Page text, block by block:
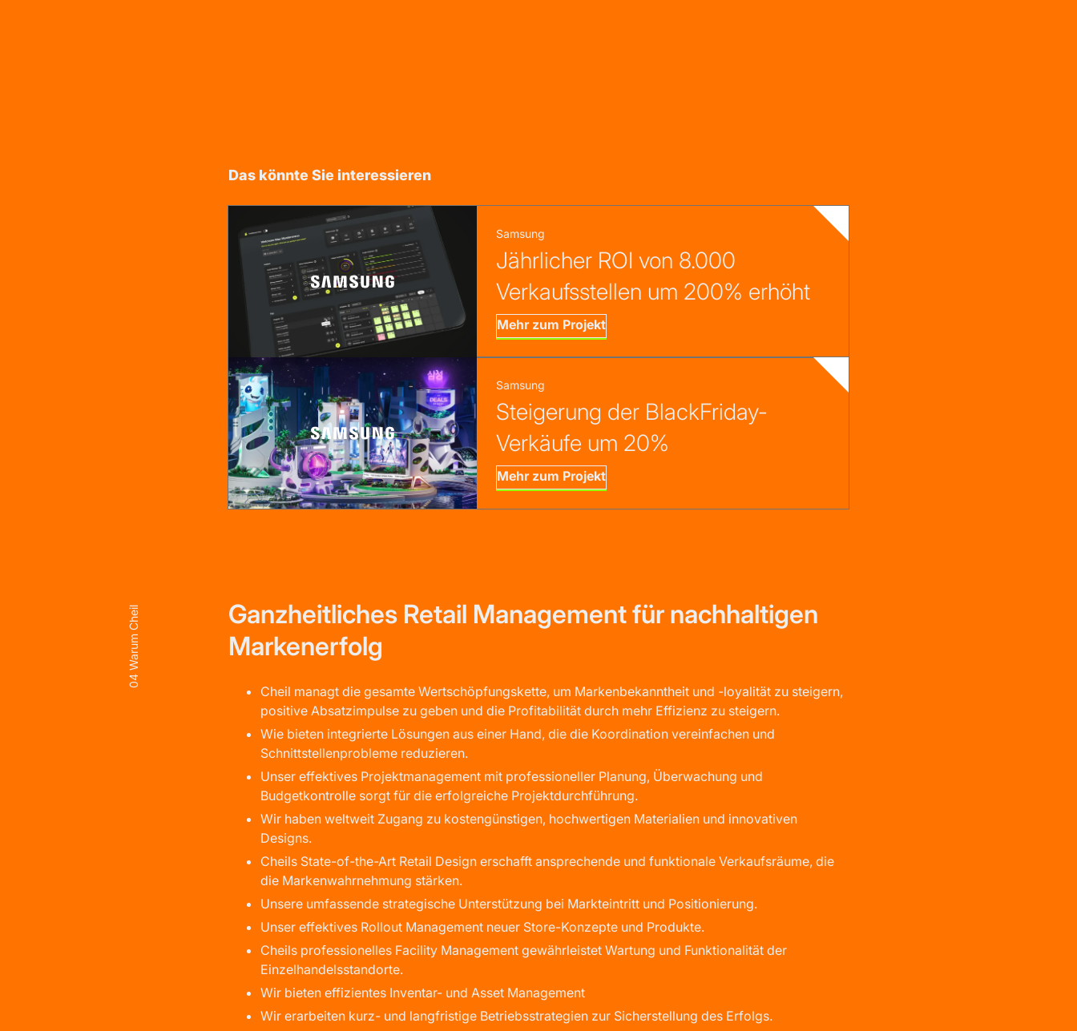
Das könnte Sie interessieren
Samsung
Jährlicher ROI von 8.000
Verkaufsstellen um 200% erhöht
Mehr zum Projekt
Samsung
Steigerung der BlackFriday-
Verkäufe um 20%
Mehr zum Projekt
04
Warum Cheil
Ganzheitliches Retail Management für nachhaltigen
Markenerfolg
Cheil managt die gesamte Wertschöpfungskette, um Markenbekanntheit und -loyalität zu steigern,
positive Absatzimpulse zu geben und die Profitabilität durch mehr Effizienz zu steigern.
Wie bieten integrierte Lösungen aus einer Hand, die die Koordination vereinfachen und
Schnittstellenprobleme reduzieren.
Unser effektives Projektmanagement mit professioneller Planung, Überwachung und
Budgetkontrolle sorgt für die erfolgreiche Projektdurchführung.
Wir haben weltweit Zugang zu kostengünstigen, hochwertigen Materialien und innovativen
Designs.
Cheils State-of-the-Art Retail Design erschafft ansprechende und funktionale Verkaufsräume, die
die Markenwahrnehmung stärken.
Unsere umfassende strategische Unterstützung bei Markteintritt und Positionierung.
Unser effektives Rollout Management neuer Store-Konzepte und Produkte.
Cheils professionelles Facility Management gewährleistet Wartung und Funktionalität der
Einzelhandelsstandorte.
Wir bieten effizientes Inventar- und Asset Management
Wir erarbeiten kurz- und langfristige Betriebsstrategien zur Sicherstellung des Erfolgs.